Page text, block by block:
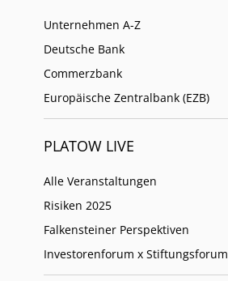
Unternehmen A-Z
Deutsche Bank
Commerzbank
Europäische Zentralbank (EZB)
PLATOW LIVE
Alle Veranstaltungen
Risiken 2025
Falkensteiner Perspektiven
Investorenforum x Stiftungsforum